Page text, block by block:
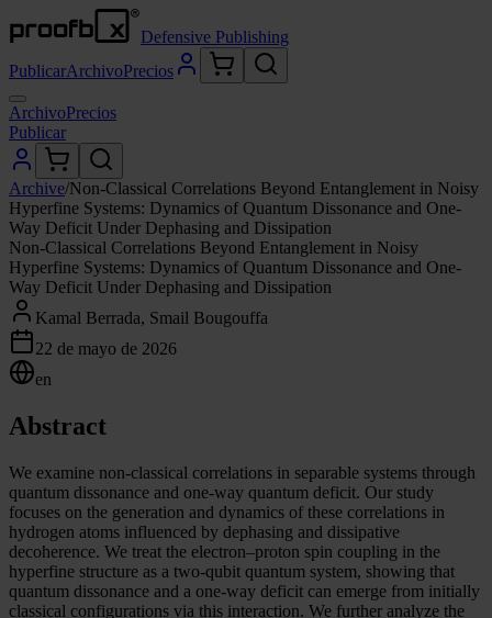
Defensive Publishing
PublicarArchivoPrecios
ArchivoPrecios
Publicar
Archive/Non-Classical Correlations Beyond Entanglement in Noisy
Hyperfine Systems: Dynamics of Quantum Dissonance and One-
Way Deficit Under Dephasing and Dissipation
Non-Classical Correlations Beyond Entanglement in Noisy
Hyperfine Systems: Dynamics of Quantum Dissonance and One-
Way Deficit Under Dephasing and Dissipation
Kamal Berrada, Smail Bougouffa
22 de mayo de 2026
en
Abstract
We examine non-classical correlations in separable systems through
quantum dissonance and one-way quantum deficit. Our study
focuses on the generation and dynamics of these correlations in
hydrogen atoms influenced by dephasing and dissipative
decoherence. We treat the electron–proton spin coupling in the
hyperfine structure as a two-qubit quantum system, showing that
quantum dissonance and a one-way deficit can emerge from initially
classical configurations via this interaction. We further analyze the